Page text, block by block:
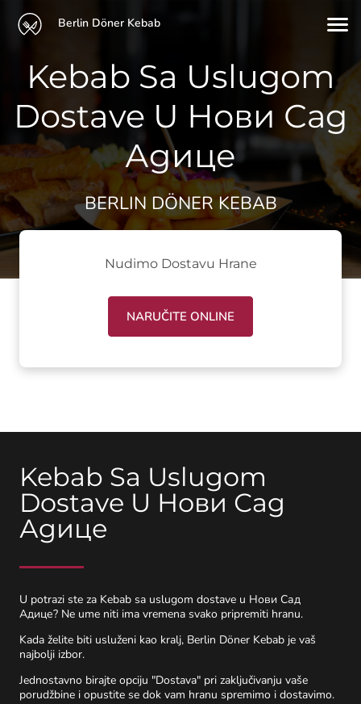
Berlin Döner Kebab
Kebab Sa Uslugom
Dostave U Нови Сад
Адице
BERLIN DÖNER KEBAB
Nudimo Dostavu Hrane
NARUČITE ONLINE
Kebab Sa Uslugom
Dostave U Нови Сад
Адице
U potrazi ste za Kebab sa uslugom dostave u Нови Сад
Адице? Ne ume niti ima vremena svako pripremiti hranu.
Kada želite biti usluženi kao kralj, Berlin Döner Kebab je vaš
najbolji izbor.
Jednostavno birajte opciju "Dostava" pri zaključivanju vaše
porudžbine i opustite se dok vam hranu spremimo i dostavimo.